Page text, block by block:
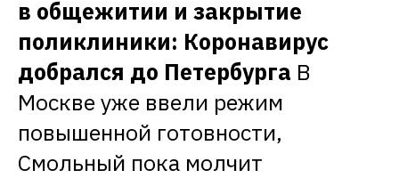
в общежитии и закрытие
поликлиники: Коронавирус
добрался до Петербурга В
Москве уже ввели режим
повышенной готовности,
Смольный пока молчит